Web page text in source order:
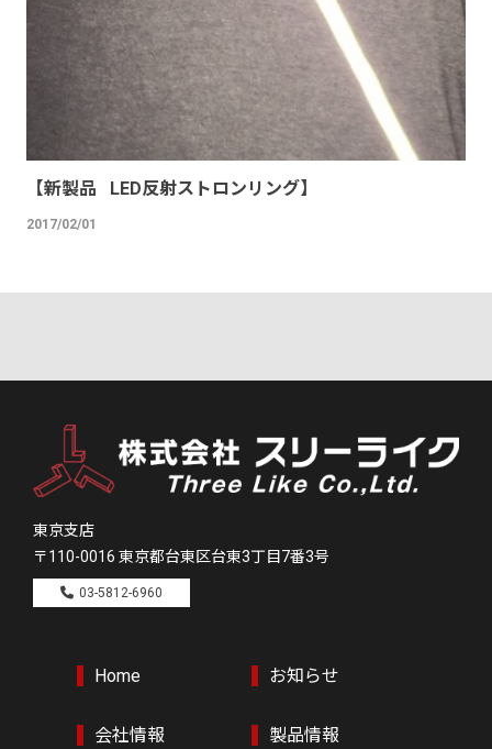
【新製品 LED反射ストロンリング】
2017/02/01
東京支店
〒110-0016 東京都台東区台東3丁目7番3号
03-5812-6960
Home お知らせ
会社情報 製品情報